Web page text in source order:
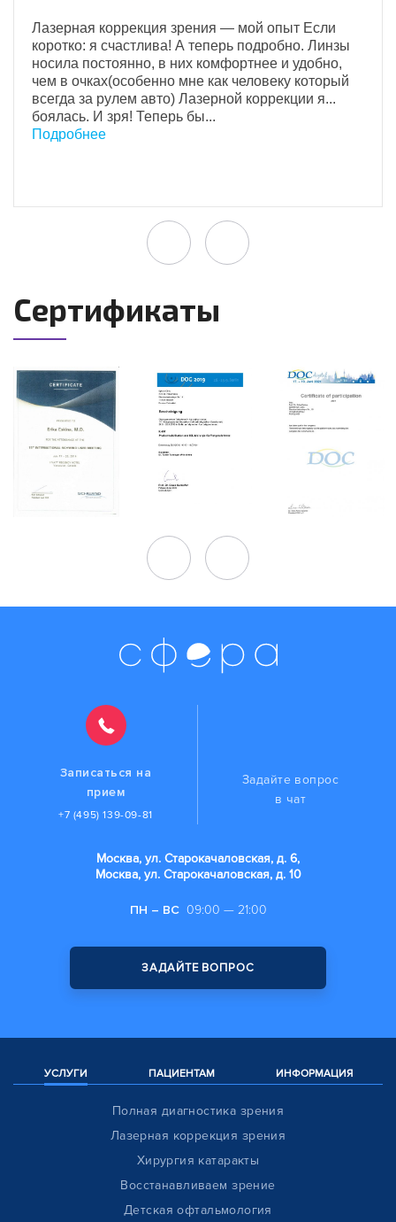
Лазерная коррекция зрения — мой опыт Если
коротко: я счастлива! А теперь подробно. Линзы
носила постоянно, в них комфортнее и удобно,
чем в очках(особенно мне как человеку который
всегда за рулем авто) Лазерной коррекции я...
боялась. И зря! Теперь бы...
Подробнее
Сертификаты
Записаться на
прием
+7 (495) 139-09-81
Задайте вопрос
в чат
Москва, ул. Старокачаловская, д. 6,
Москва, ул. Старокачаловская, д. 10
ПН – ВС 09:00 — 21:00
ЗАДАЙТЕ ВОПРОС
УСЛУГИ ПАЦИЕНТАМ ИНФОРМАЦИЯ
Полная диагностика зрения
Лазерная коррекция зрения
Хирургия катаракты
Восстанавливаем зрение
Детская офтальмология